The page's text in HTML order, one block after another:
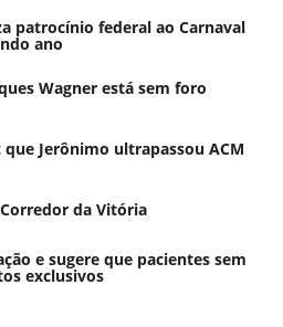
patrocínio federal ao Carnaval
ano
Wagner está sem foro
Jerônimo ultrapassou ACM
da Vitória
e sugere que pacientes sem
exclusivos